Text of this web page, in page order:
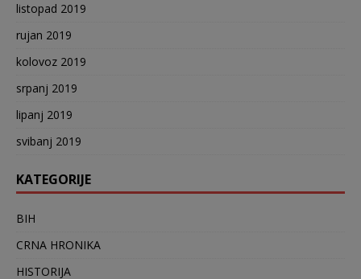
listopad 2019
rujan 2019
kolovoz 2019
srpanj 2019
lipanj 2019
svibanj 2019
KATEGORIJE
BIH
CRNA HRONIKA
HISTORIJA